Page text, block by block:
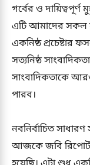
গর্বের ও
এটি আমাদের সকল
একনিষ্ঠ প্রচেষ্টার
সত্যনিষ্ঠ
সাংবাদিকতাকে
পারব।
নবনির্বাচিত
আজকে জবি